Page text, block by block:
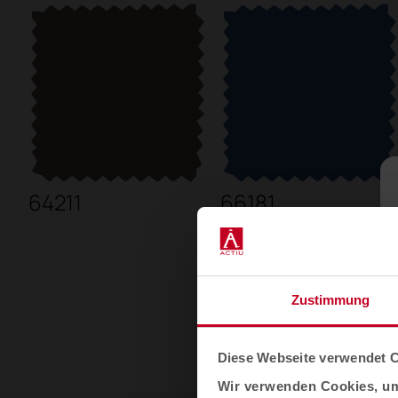
Zustimmung
Diese Webseite verwendet
Wir verwenden Cookies,
64211 66181